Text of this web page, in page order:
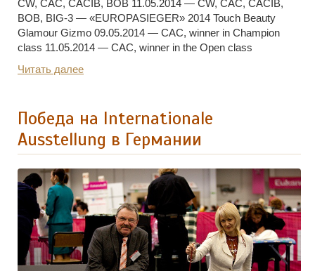
CW, CAC, CACIB, BOB 11.05.2014 — CW, CAC, CACIB,
BOB, BIG-3 — «EUROPASIEGER» 2014 Touch Beauty
Glamour Gizmo 09.05.2014 — CAC, winner in Champion
class 11.05.2014 — CAC, winner in the Open class
Читать далее
Победа на Internationale
Ausstellung в Германии